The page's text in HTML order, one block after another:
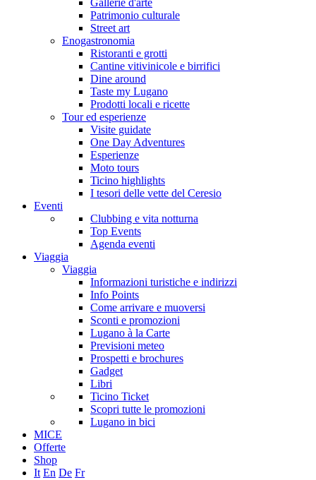
Gallerie d'arte
Patrimonio culturale
Street art
Enogastronomia
Ristoranti e grotti
Cantine vitivinicole e birrifici
Dine around
Taste my Lugano
Prodotti locali e ricette
Tour ed esperienze
Visite guidate
One Day Adventures
Esperienze
Moto tours
Ticino highlights
I tesori delle vette del Ceresio
Eventi
Clubbing e vita notturna
Top Events
Agenda eventi
Viaggia
Viaggia
Informazioni turistiche e indirizzi
Info Points
Come arrivare e muoversi
Sconti e promozioni
Lugano à la Carte
Previsioni meteo
Prospetti e brochures
Gadget
Libri
Ticino Ticket
Scopri tutte le promozioni
Lugano in bici
MICE
Offerte
Shop
It En De Fr